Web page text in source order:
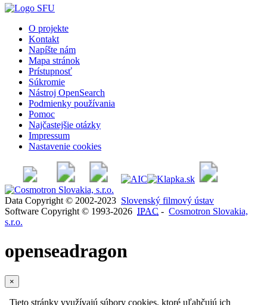
O projekte
Kontakt
Napíšte nám
Mapa stránok
Prístupnosť
Súkromie
Nástroj OpenSearch
Podmienky používania
Pomoc
Najčastejšie otázky
Impressum
Nastavenie cookies
Data Copyright © 2002-2023 Slovenský filmový ústav
Software Copyright © 1993-2026 IPAC - Cosmotron Slovakia,
s.r.o.
openseadragon
×
Tieto stránky využívajú súbory cookies, ktoré uľahčujú ich